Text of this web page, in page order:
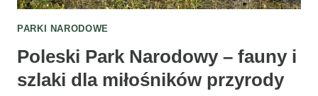
PARKI NARODOWE
Poleski Park Narodowy – fauny i
szlaki dla miłośników przyrody